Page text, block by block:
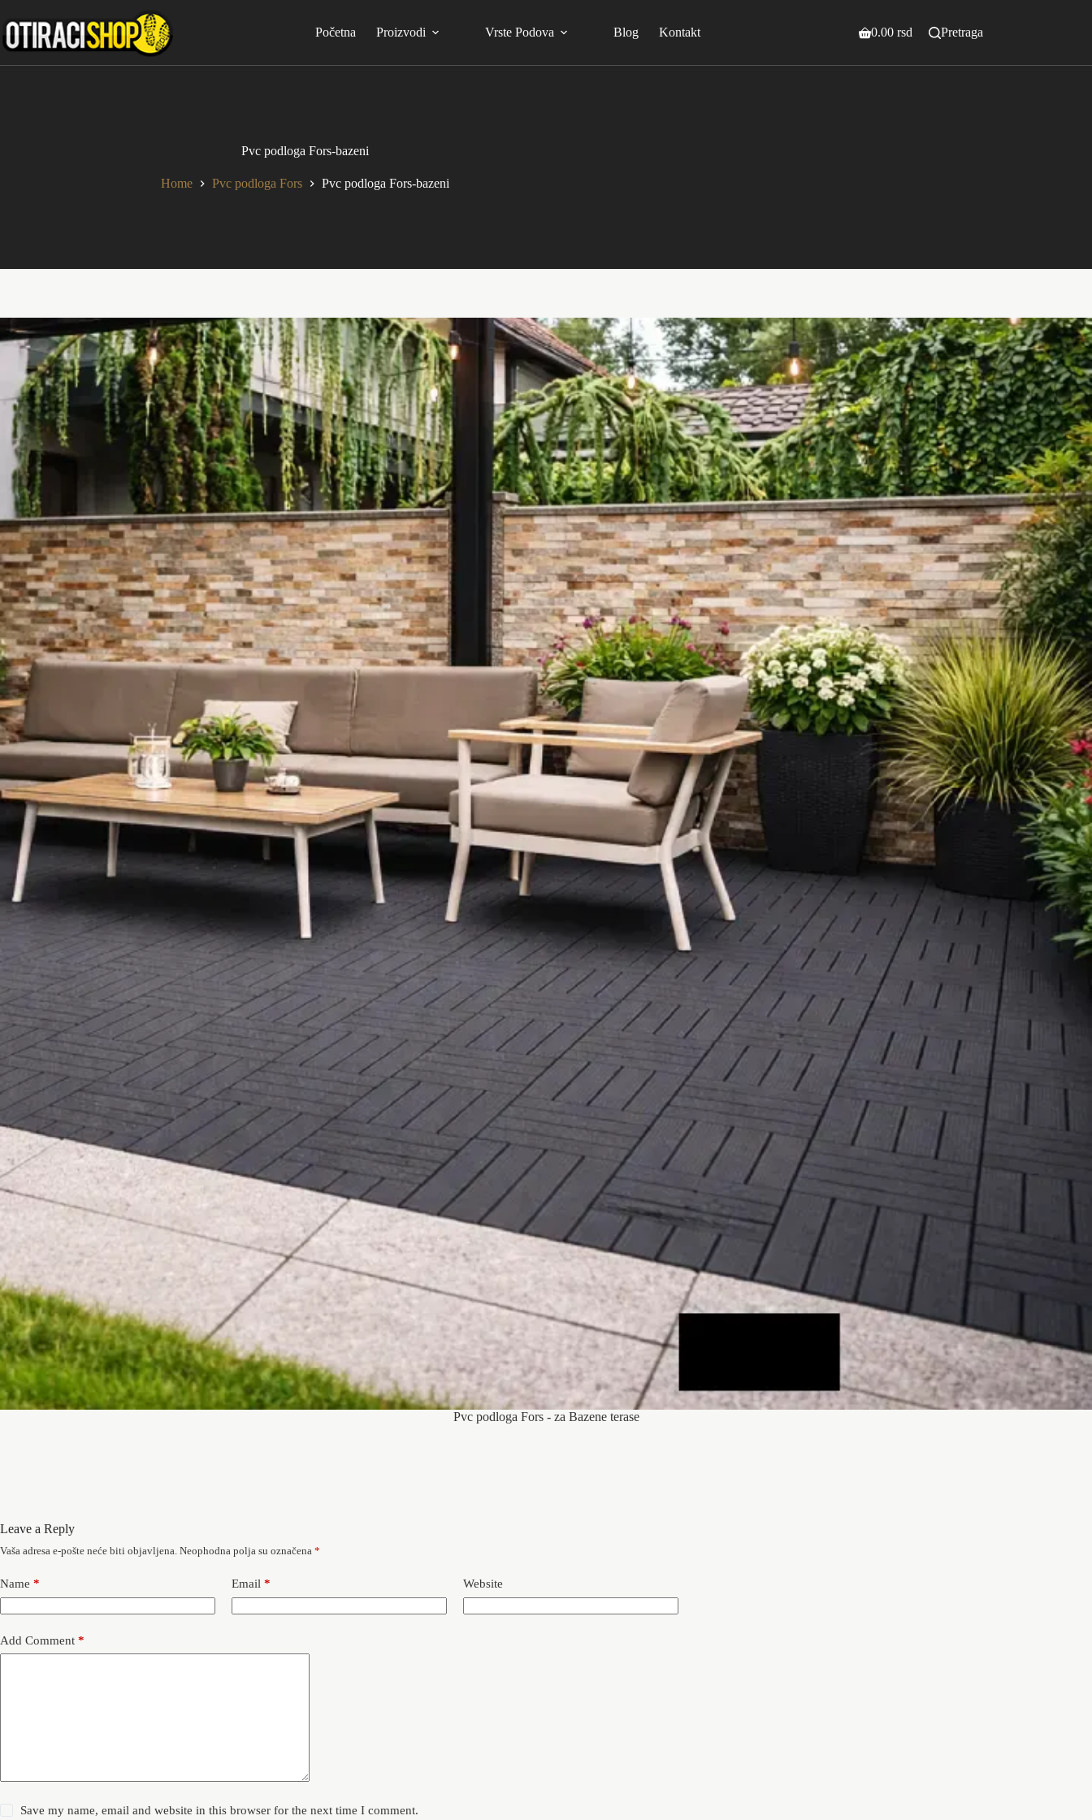
to
content
Početna Proizvodi Vrste Podova Blog Kontakt
Shopping
0.00 rsd Pretraga
Pvc podloga Fors-bazeni
Home Pvc podloga Fors Pvc podloga Fors-bazeni
Pvc podloga Fors - za Bazene terase
Leave a Reply
Vaša adresa e-pošte neće biti objavljena. Neophodna polja su označena *
Name * Email * Website
Add Comment *
Save my name, email and website in this browser for the next time I comment.